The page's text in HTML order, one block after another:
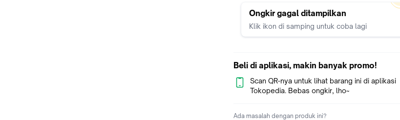
Ongkir gagal ditampilkan
Klik ikon di samping untuk coba lagi
Beli di aplikasi, makin banyak promo!
Scan QR-nya untuk lihat barang ini di aplikasi
Tokopedia. Bebas ongkir, lho~
Ada masalah dengan produk ini?